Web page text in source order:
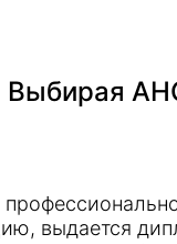
Выбирая
выдается